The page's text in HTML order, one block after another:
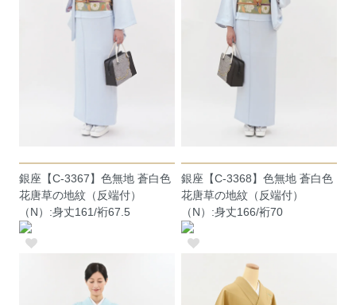
銀座【C-3367】色無地 蒼白色
花唐草の地紋（反端付）
（N）:身丈161/裄67.5
銀座【C-3368】色無地 蒼白色
花唐草の地紋（反端付）
（N）:身丈166/裄70